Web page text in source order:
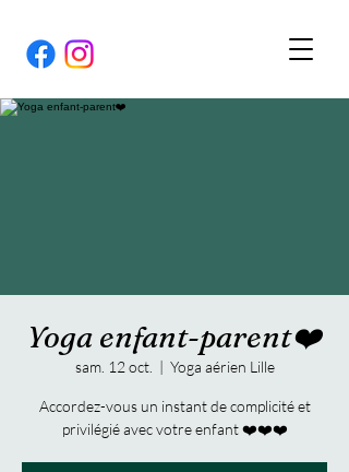
Yoga enfant-parent❤️
sam. 12 oct.
  |
Yoga aérien Lille
Accordez-vous un instant de complicité et
privilégié avec votre enfant ❤️❤️❤️